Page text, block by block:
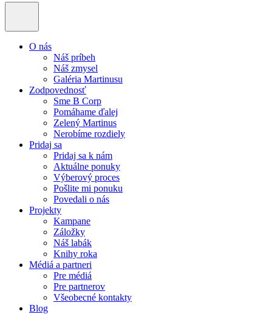
O nás
Náš príbeh
Náš zmysel
Galéria Martinusu
Zodpovednosť
Sme B Corp
Pomáhame ďalej
Zelený Martinus
Nerobíme rozdiely
Pridaj sa
Pridaj sa k nám
Aktuálne ponuky
Výberový proces
Pošlite mi ponuku
Povedali o nás
Projekty
Kampane
Záložky
Náš labák
Knihy roka
Médiá a partneri
Pre médiá
Pre partnerov
Všeobecné kontakty
Blog